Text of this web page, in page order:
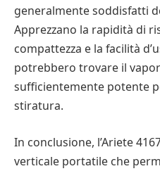
generalmente soddisfatti
Apprezzano la rapidità di
compattezza e la facilità
potrebbero trovare il
sufficientemente potente
stiratura.
In conclusione, l’Ariete
verticale portatile che